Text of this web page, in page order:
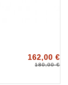
162,00 €
180,00 €